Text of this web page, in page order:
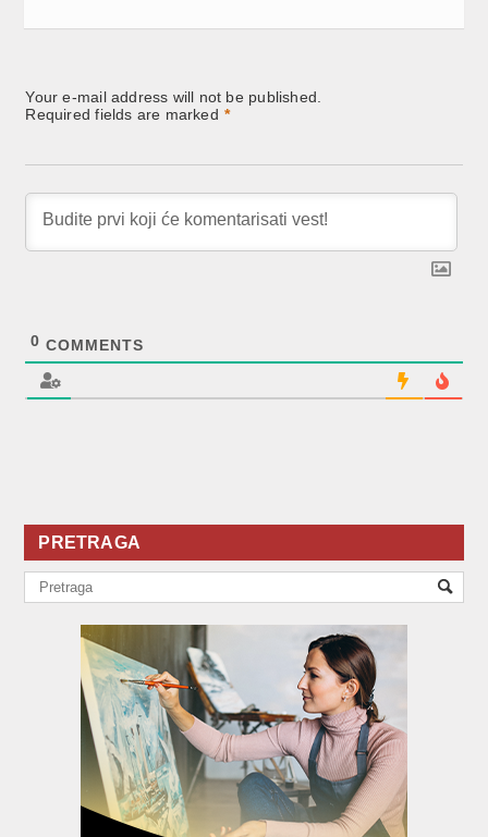
Your e-mail address will not be published.
Required fields are marked *
0 COMMENTS
PRETRAGA